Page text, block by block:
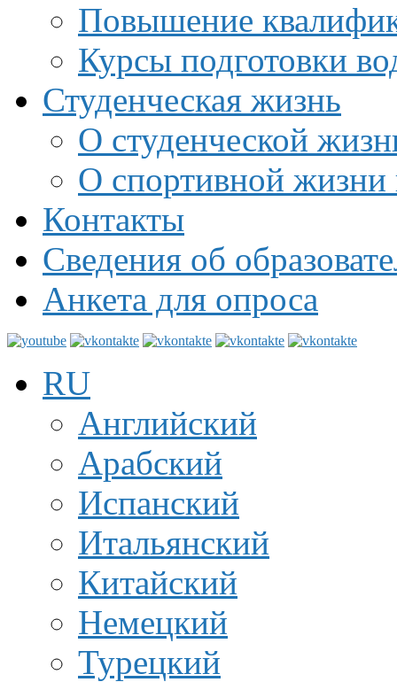
Повышение
Курсы подготовки
Студенческая жизнь
О студенческой
О спортивной жизни
Контакты
Сведения об
Анкета для опроса
RU
Английский
Арабский
Испанский
Итальянский
Китайский
Немецкий
Турецкий